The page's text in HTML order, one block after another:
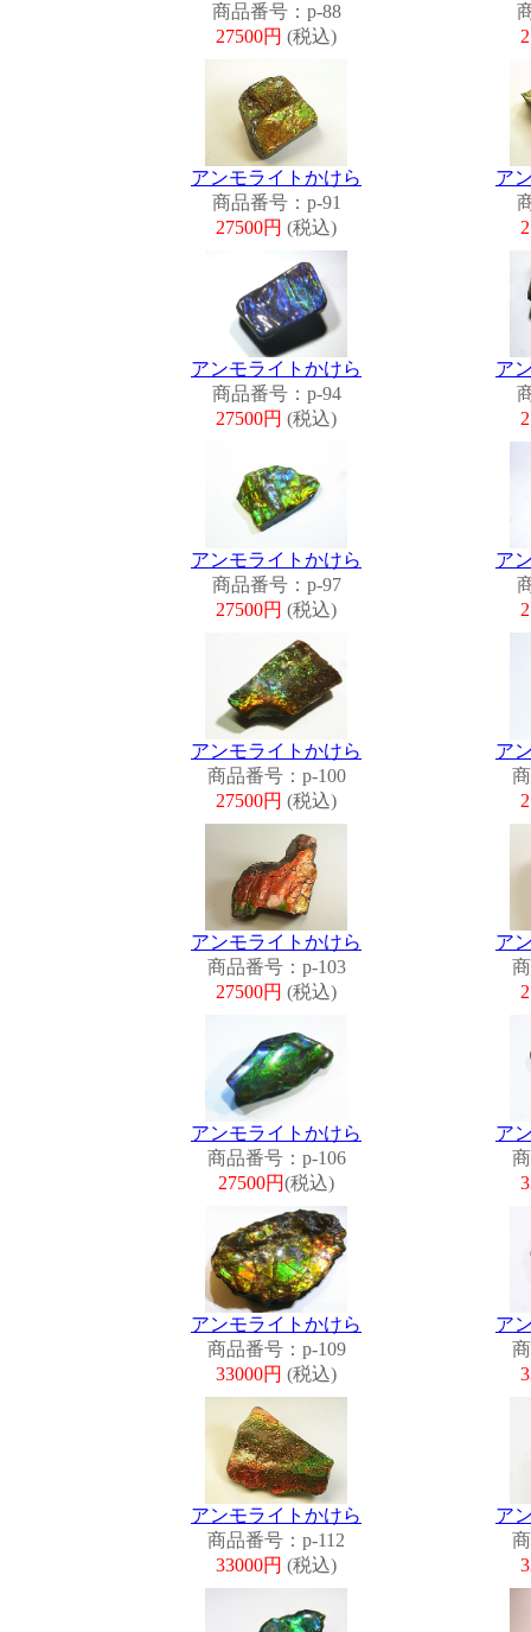
商品番号：p-88
27500円 (税込)
アンモライトかけら
商品番号：p-91
27500円 (税込)
ア
アンモライトかけら
商品番号：p-94
27500円 (税込)
ア
アンモライトかけら
商品番号：p-97
27500円 (税込)
ア
アンモライトかけら
商品番号：p-100
27500円 (税込)
ア
アンモライトかけら
商品番号：p-103
27500円 (税込)
ア
アンモライトかけら
商品番号：p-106
27500円(税込)
ア
アンモライトかけら
商品番号：p-109
33000円 (税込)
ア
アンモライトかけら
商品番号：p-112
33000円 (税込)
ア